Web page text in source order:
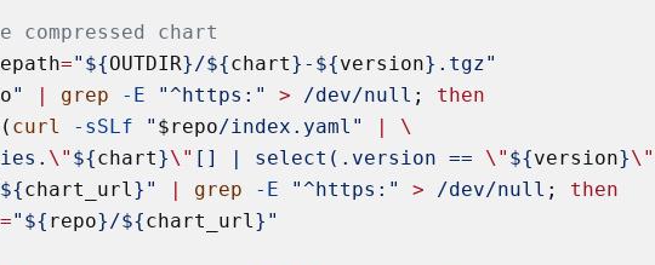
compressed chart
="${OUTDIR}/${chart}-${version}.tgz"
" | grep -E "^https:" > /dev/null ; then
curl -sSLf " $repo/index.yaml" |
\
\" ${chart}\" [] | select(.version == \" ${version}\"
chart_url}" | grep -E "^https:" > /dev/null ; then
="${ repo}/${chart_url}"